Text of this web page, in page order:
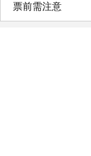
票前需注意